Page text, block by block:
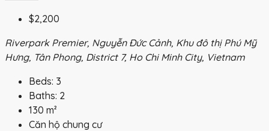
$2,200
Riverpark Premier, Nguyễn Đức Cảnh, Khu đô thị Phú Mỹ
Hưng, Tân Phong, District 7, Ho Chi Minh City, Vietnam
Beds: 3
Baths: 2
130 m²
Căn hộ chung cư